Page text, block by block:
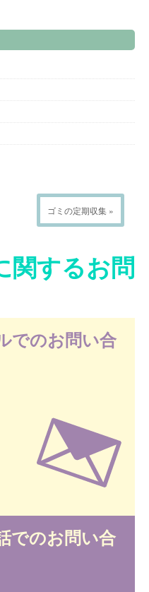
ゴミの定期収集 »
関するお問
でのお問い合
でのお問い合